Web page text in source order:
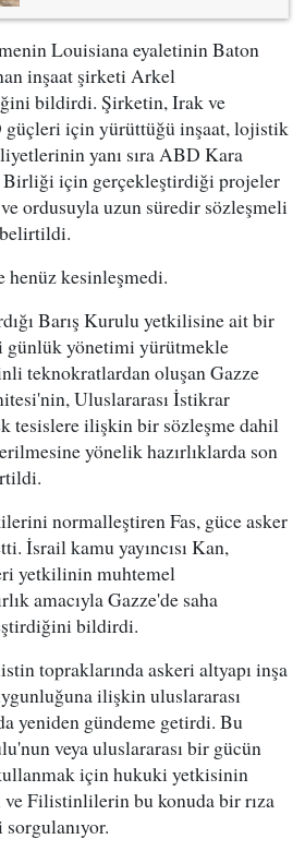
Louisiana eyaletinin Baton
inşaat şirketi Arkel
bildirdi. Şirketin, Irak ve
için yürüttüğü inşaat, lojistik
yanı sıra ABD Kara
için gerçekleştirdiği projeler
ordusuyla uzun süredir sözleşmeli
henüz kesinleşmedi.
Barış Kurulu yetkilisine ait bir
günlük yönetimi yürütmekle
teknokratlardan oluşan Gazze
Uluslararası İstikrar
tesislere ilişkin bir sözleşme dahil
yönelik hazırlıklarda son
normalleştiren Fas, güce asker
İsrail kamu yayıncısı Kan,
yetkilinin muhtemel
amacıyla Gazze'de saha
bildirdi.
topraklarında askeri altyapı inşa
ilişkin uluslararası
yeniden gündeme getirdi. Bu
veya uluslararası bir gücün
için hukuki yetkisinin
ve Filistinlilerin bu konuda bir rıza